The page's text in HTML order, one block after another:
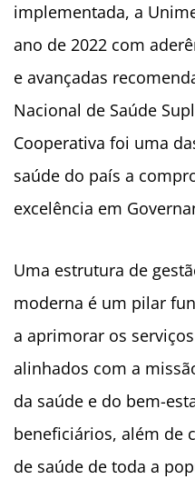
implementada, a
ano de 2022 com
e avançadas
Nacional de Saúde
Cooperativa foi uma
saúde do país a
excelência em
Uma estrutura de
moderna é um pilar
a aprimorar os
alinhados com a
da saúde e do bem-
beneficiários, além de
de saúde de toda a